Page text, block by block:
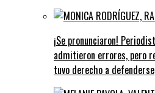
¡Se pronunciaron!
admitieron errores, pero
tuvo derecho a defenderse